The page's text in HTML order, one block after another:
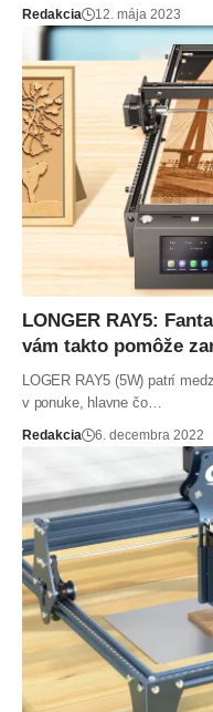
Redakcia 12. mája 2023
LONGER RAY5:
vám takto pomôže
LOGER RAY5 (5W) patrí
v ponuke, hlavne čo…
Redakcia 6. decembra 2022